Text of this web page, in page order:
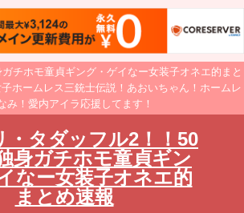
チホモ童貞ギング・ゲイなー女装子オネエ的まと
ホームレス三銃士伝説！あおいちゃん！ホームレ
み！愛内アイラ応援してます！
・タダッフル2！！50
身ガチホモ童貞ギン
なー女装子オネエ的
まとめ速報